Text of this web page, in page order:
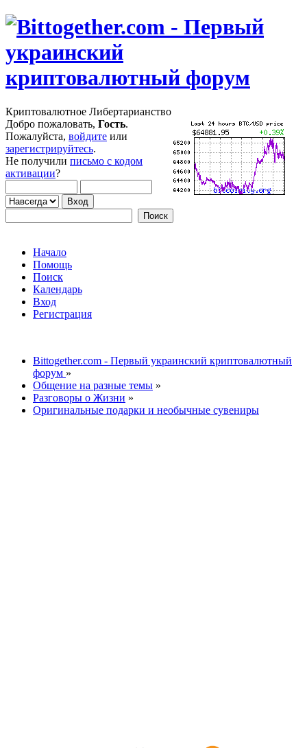
Криптовалютное Либертарианство
Добро пожаловать, Гость.
Пожалуйста, войдите или
зарегистрируйтесь.
Не получили письмо с кодом
активации?
Начало
Помощь
Поиск
Календарь
Вход
Регистрация
Bittogether.com - Первый украинский криптовалютный
форум »
Общение на разные темы »
Разговоры о Жизни »
Оригинальные подарки и необычные сувениры